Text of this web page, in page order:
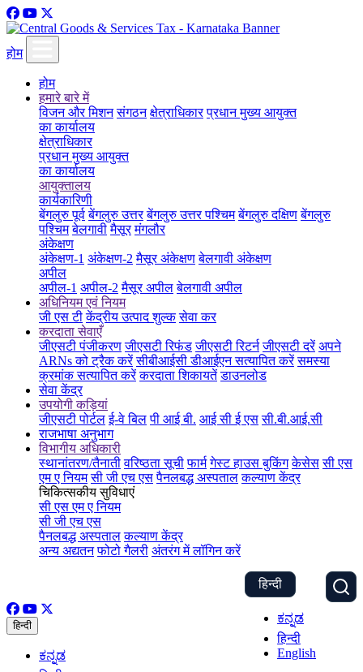
होम
होम
हमारे बारे में
विजन और मिशन संगठन क्षेत्राधिकार प्रधान मुख्य आयुक्त
का कार्यालय
क्षेत्राधिकार
प्रधान मुख्य आयुक्त
का कार्यालय
आयुक्तालय
कार्यकारिणी
बेंगलुरु पूर्व बेंगलुरु उत्तर बेंगलुरु उत्तर पश्चिम बेंगलुरु दक्षिण बेंगलुरु
पश्चिम बेलगावी मैसूर मंगलौर
अंकेक्षण
अंकेक्षण-1 अंकेक्षण-2 मैसूर अंकेक्षण बेलगावी अंकेक्षण
अपील
अपील-1 अपील-2 मैसूर अपील बेलगावी अपील
अधिनियम एवं नियम
जी एस टी केंद्रीय उत्पाद शुल्क सेवा कर
करदाता सेवाएँ
जीएसटी पंजीकरण जीएसटी रिफंड जीएसटी रिटर्न जीएसटी दरें अपने
ARNs को ट्रैक करें सीबीआईसी डीआईएन सत्यापित करें समस्या
क्रमांक सत्यापित करें करदाता शिकायतें डाउनलोड
सेवा केंद्र
उपयोगी कड़ियां
जीएसटी पोर्टल ई-वे बिल पी आई बी. आई सी ई एस सी.बी.आई.सी
राजभाषा अनुभाग
विभागीय अधिकारी
स्थानांतरण/तैनाती वरिष्ठता सूची फार्म गेस्ट हाउस बुकिंग केसेस सी एस
एम ए नियम सी जी एच एस पैनलबद्ध अस्पताल कल्याण केंद्र
चिकित्सकीय सुविधाएं
सी एस एम ए नियम
सी जी एच एस
पैनलबद्ध अस्पताल कल्याण केंद्र
अन्य अद्यतन फोटो गैलरी अंतरंग में लॉगिन करें
हिन्दी
ಕನ್ನಡ
हिन्दी
English
हिन्दी
ಕನ್ನಡ